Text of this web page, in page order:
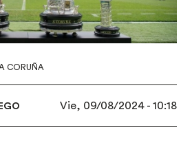
CORUÑA
Vie, 09/08/2024 - 10:18